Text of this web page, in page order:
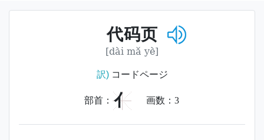
代码页
[dài mǎ yè]
訳)コードページ
部首： 亻 画数： 3